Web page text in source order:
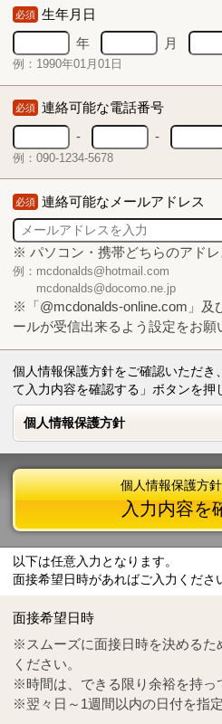
必須 生年月日
年
月
例：1990年01月01日
必須 連絡可能な電話番号
-
-
例：090-1234-5678
必須 連絡可能なメールアドレス
※ パソコン・携帯どちらのアド
例：mcdonalds@hotmail.com
mcdonalds@docomo.ne.jp
※「@mcdonalds-online.com」及
ールが受信出来るよう設定をお願
個人情報保護方針をご確認いただき
て入力内容を確認する」ボタンを押
個人情報保護方針
個人情報保護方針
Tel
0570-55-0314
個人情報保護方
入力内容を
以下は任意入力となります。
面接希望日時があればご入力くださ
面接希望日時
※スムーズに面接日時を決めるた
ください。
※時間は、できる限り余裕を持っ
※翌々日～1週間以内の日付を指定